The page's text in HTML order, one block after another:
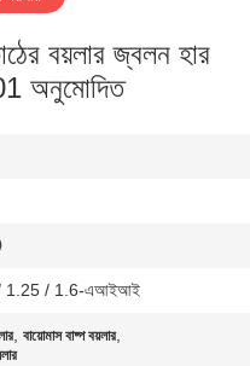
বয়লার জ্বলন হার
অনুমোদিত
/ 1.25 / 1.6-এআইআই
,বায়োমাস বাষ্প বয়লার,